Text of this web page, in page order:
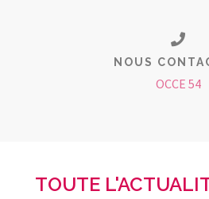
NOUS
OCCE 54
TOUTE